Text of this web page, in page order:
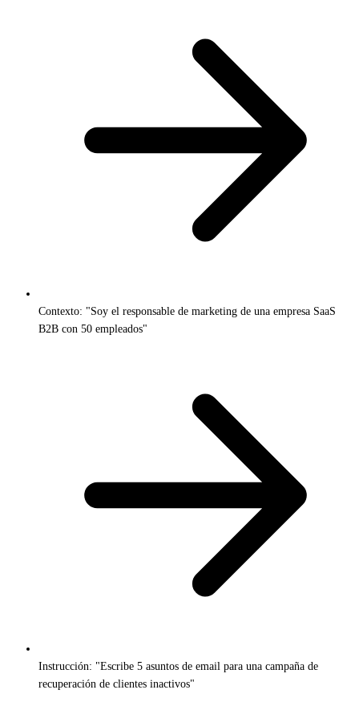
Contexto: "Soy el responsable de marketing de una empresa SaaS
B2B con 50 empleados"
Instrucción: "Escribe 5 asuntos de email para una campaña de
recuperación de clientes inactivos"